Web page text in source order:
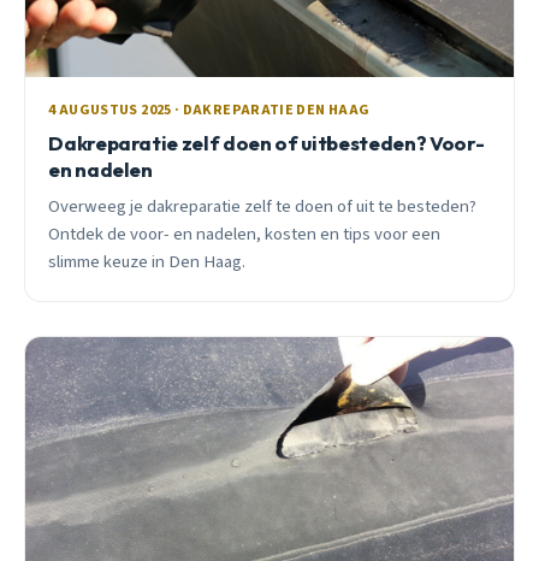
4 AUGUSTUS 2025 · DAKREPARATIE DEN HAAG
Dakreparatie zelf doen of uitbesteden? Voor-
en nadelen
Overweeg je dakreparatie zelf te doen of uit te besteden?
Ontdek de voor- en nadelen, kosten en tips voor een
slimme keuze in Den Haag.